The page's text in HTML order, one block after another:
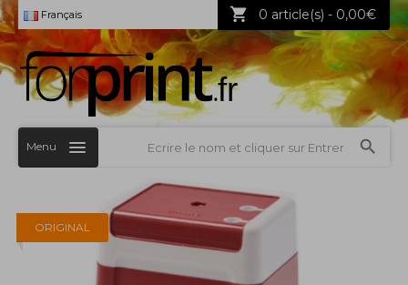
Français 0 article(s) - 0,00€
Menu
ORIGINAL